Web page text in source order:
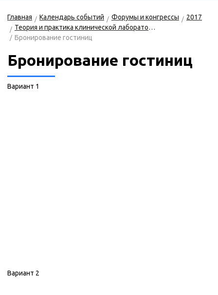
Главная Календарь событий Форумы и конгрессы
2017
Теория и практика клинической лабораторной диагностики
Бронирование гостиниц
Бронирование гостиниц
Вариант 1
Вариант 2